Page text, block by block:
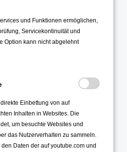
2022
und Funktionen ermöglichen,
Servicekontinuität und
Option kann nicht abgelehnt
Einbettung von auf
Inhalten in Websites. Die
um besuchte Websites und
das Nutzerverhalten zu sammeln.
Daten der auf youtube.com und